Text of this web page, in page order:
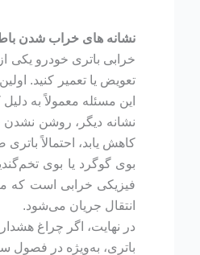
نشانه های خراب شدن
خرابی باتری خودرو یکی
تعویض یا تعمیر کنید.
این مسئله معمولاً به
نشانه دیگر، روشن نشدن
کاهش یابد، احتمالاً
بوی گوگرد یا بوی
فیزیکی خرابی است که
انتقال جریان می‌شود.
باتری، به‌ویژه در فصول